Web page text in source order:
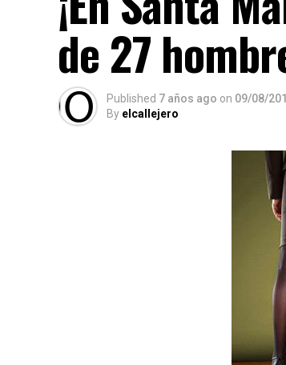
de 27
Published 7 años ago on 09/08/
By elcallejero